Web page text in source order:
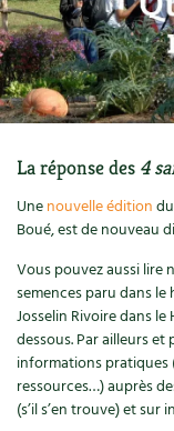
Biodiversité
Autonomie,
Santé, bien-être
Médecine douce
Cosmétique bio,
Maison
Enfants
DIY, autonomie
Archives
Soutenez Les 4
Originales
Kits de jardinage
Outils de jardin
Accessoires de
Jeux
DVD
Nos productions
Agenda, calendrier
Avec les enfants
Venir en groupe
Scolaires
Séminaires,
Les espaces de
Dormir à Terre
Infos pratiques
Horaires, tarifs,
Carte climatique
Calendrier lunaire
Verger
Permaculture et
Cultiver sous serre
Jardiner en ville
Ornement et
Édito des4 saisons
Manifeste pour la
En direct !
Débat d’experts
Nouvelles sur
Prenez-en de la
La réponse des 4
Unenouvelle édition
Boué, est de nouveau
Vous pouvez aussi lire
semences paru dans
Josselin Rivoire dans
dessous. Par ailleurs
informations
ressources…) auprès
(s’il s’en trouve) et sur